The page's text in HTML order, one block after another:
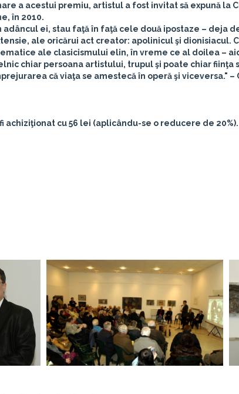
a acestui premiu, artistul a fost invitat să expună la
în 2010.
ei, stau faţă în faţă cele două ipostaze – deja
ale oricărui act creator: apolinicul şi dionisiacul.
ale clasicismului elin, în vreme ce al doilea –
chiar persoana artistului, trupul şi poate chiar fiinţa
că viaţa se amestecă în operă şi viceversa." –
achiziţionat cu56 lei (aplicându-se o reducere de 20%).